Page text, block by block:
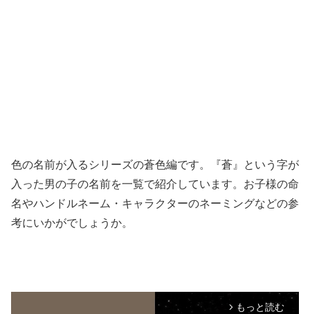
色の名前が入るシリーズの蒼色編です。『蒼』という字が
入った男の子の名前を一覧で紹介しています。お子様の命
名やハンドルネーム・キャラクターのネーミングなどの参
考にいかがでしょうか。
arrow_forward_ios もっと読む